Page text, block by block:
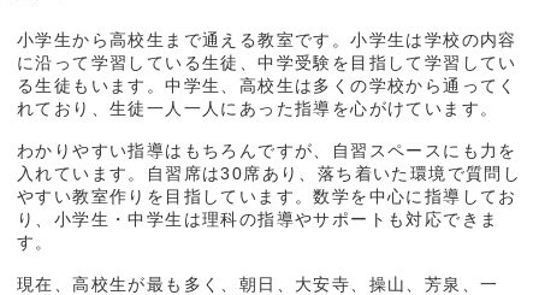
小学生から高校生まで通える教室です。小学生は学校の内容
に沿って学習している生徒、中学受験を目指して学習してい
る生徒もいます。中学生、高校生は多くの学校から通ってく
れており、生徒一人一人にあった指導を心がけています。
わかりやすい指導はもちろんですが、自習スペースにも力を
入れています。自習席は30席あり、落ち着いた環境で質問し
やすい教室作りを目指しています。数学を中心に指導してお
り、小学生・中学生は理科の指導やサポートも対応できま
す。
現在、高校生が最も多く、朝日、大安寺、操山、芳泉、一